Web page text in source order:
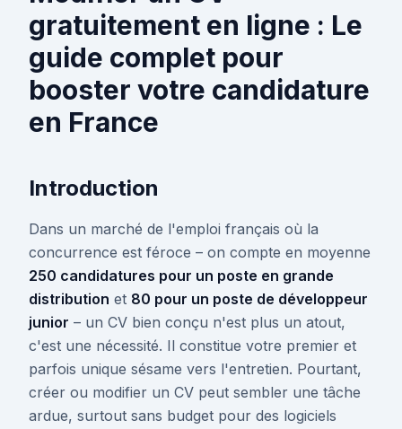
gratuitement en ligne : Le
guide complet pour
booster votre candidature
en France
Introduction
Dans un marché de l'emploi français où la
concurrence est féroce – on compte en moyenne
250 candidatures pour un poste en grande
distribution et 80 pour un poste de développeur
junior – un CV bien conçu n'est plus un atout,
c'est une nécessité. Il constitue votre premier et
parfois unique sésame vers l'entretien. Pourtant,
créer ou modifier un CV peut sembler une tâche
ardue, surtout sans budget pour des logiciels